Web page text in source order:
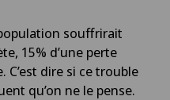
souffrirait
15% d’une perte
C’est dire si ce trouble
qu’on ne le pense.